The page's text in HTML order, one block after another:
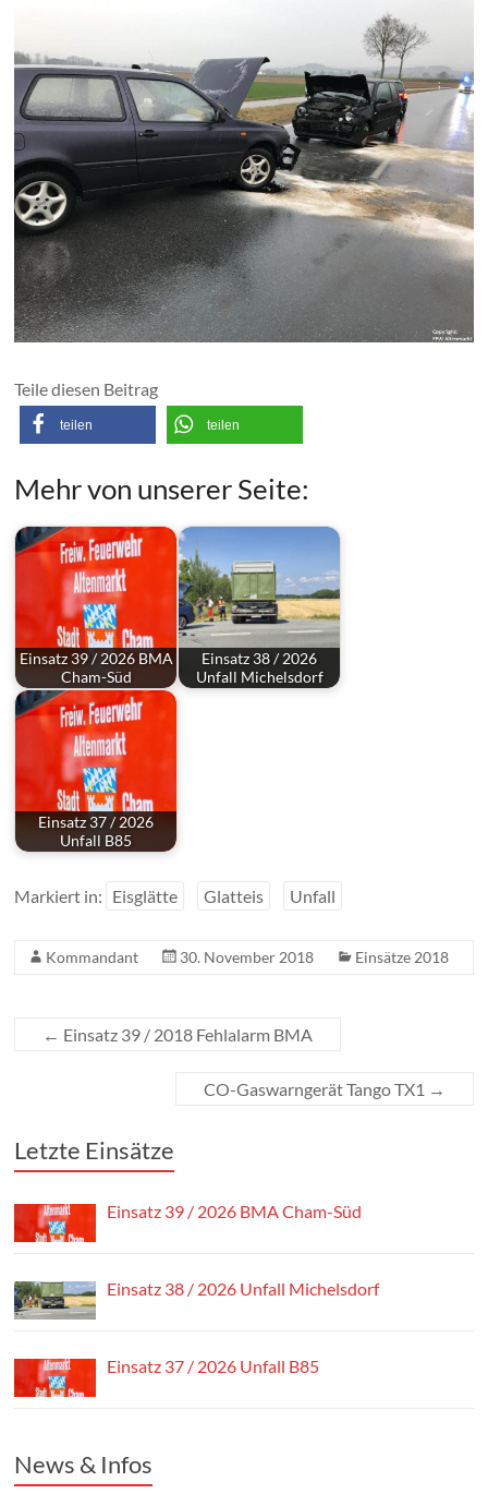
Teile diesen Beitrag
teilen teilen
Mehr von unserer Seite:
Einsatz 39 / 2026 BMA
Cham-Süd
Einsatz 38 / 2026
Unfall Michelsdorf
Einsatz 37 / 2026
Unfall B85
Markiert in: Eisglätte Glatteis Unfall
Kommandant 30. November 2018 Einsätze 2018
← Einsatz 39 / 2018 Fehlalarm BMA
CO-Gaswarngerät Tango TX1 →
Letzte Einsätze
Einsatz 39 / 2026 BMA Cham-Süd
Einsatz 38 / 2026 Unfall Michelsdorf
Einsatz 37 / 2026 Unfall B85
News & Infos